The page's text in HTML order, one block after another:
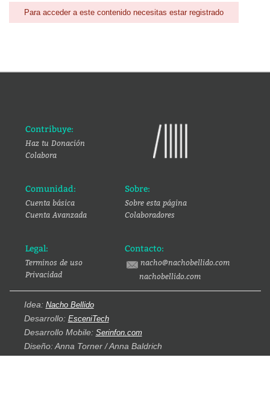
Para acceder a este contenido necesitas estar registrado
Contribuye:
Haz tu Donación
Colabora
Comunidad:
Cuenta básica
Cuenta Avanzada
Sobre:
Sobre esta página
Colaboradores
Legal:
Terminos de uso
Privacidad
Contacto:
nacho@nachobellido.com
nachobellido.com
Idea: Nacho Bellido
Desarrollo: EsceniTech
Desarrollo Mobile: Serinfon.com
Diseño: Anna Torner / Anna Baldrich